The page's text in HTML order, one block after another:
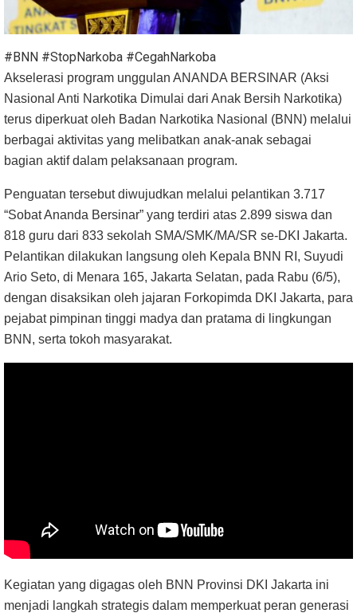
#BNN #StopNarkoba #CegahNarkoba
Akselerasi program unggulan ANANDA BERSINAR (Aksi
Nasional Anti Narkotika Dimulai dari Anak Bersih Narkotika)
terus diperkuat oleh Badan Narkotika Nasional (BNN) melalui
berbagai aktivitas yang melibatkan anak-anak sebagai
bagian aktif dalam pelaksanaan program.
Penguatan tersebut diwujudkan melalui pelantikan 3.717
“Sobat Ananda Bersinar” yang terdiri atas 2.899 siswa dan
818 guru dari 833 sekolah SMA/SMK/MA/SR se-DKI Jakarta.
Pelantikan dilakukan langsung oleh Kepala BNN RI, Suyudi
Ario Seto, di Menara 165, Jakarta Selatan, pada Rabu (6/5),
dengan disaksikan oleh jajaran Forkopimda DKI Jakarta, para
pejabat pimpinan tinggi madya dan pratama di lingkungan
BNN, serta tokoh masyarakat.
Kegiatan yang digagas oleh BNN Provinsi DKI Jakarta ini
menjadi langkah strategis dalam memperkuat peran generasi